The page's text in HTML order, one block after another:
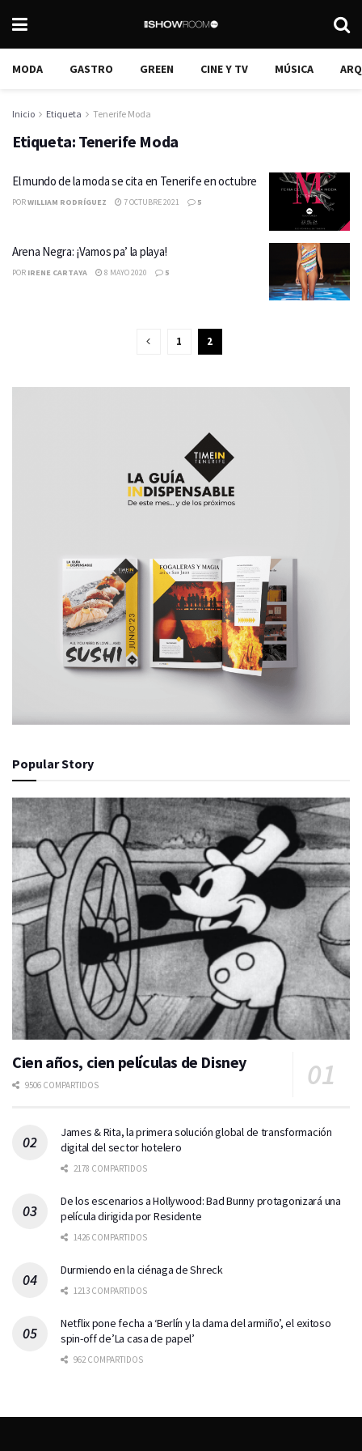
MODA GASTRO GREEN CINE Y TV MÚSICA
Inicio Etiqueta Tenerife Moda
Etiqueta: Tenerife Moda
El mundo de la moda se cita en Tenerife en octubre
PORWILLIAM RODRÍGUEZ 7 OCTUBRE 2021 5
Arena Negra: ¡Vamos pa’ la playa!
POR IRENE CARTAYA 8 MAYO 2020 5
1 2
Popular Story
Cien años, cien películas de Disney
9506 COMPARTIDOS
James & Rita, la primera solución global de transformación
digital del sector hotelero
2178 COMPARTIDOS
De los escenarios a Hollywood: Bad Bunny protagonizará una
película dirigida por Residente
1426 COMPARTIDOS
Durmiendo en la ciénaga de Shreck
1213 COMPARTIDOS
Netflix pone fecha a ‘Berlín y la dama del armiño’, el exitoso
spin-off de’La casa de papel’
962 COMPARTIDOS